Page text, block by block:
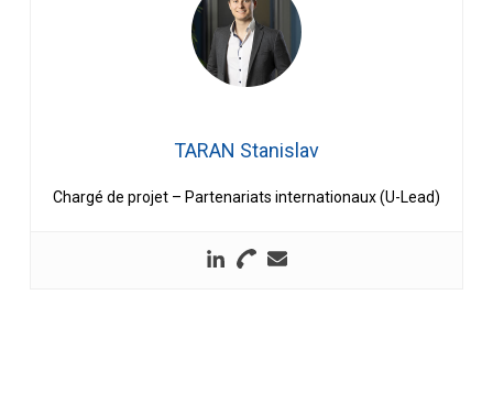
TARAN Stanislav
Chargé de projet – Partenariats internationaux (U-Lead)